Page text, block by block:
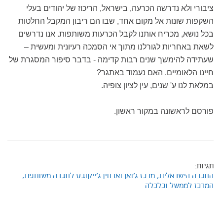
ציבורי ולא נדרשה הכרעה, בישראל, הריכוז של יהודים בעלי
השקפות שונות אל מקום אחד, שבו הם ריבון המקבל החלטות
בכל נושא, מכריח אותנו לקבל הכרעות משותפות. אנו נדרשים
לשאת באחריות לגורלנו מתוך אי הסמכה רעיונית ומעשית –
שעתידה להימשך שנים רבות קדימה - בדבר סיפור המסגרת של
חיינו הלאומיים. האם נעמוד באתגר?
במלאת לנו ע' שנים, עין לציון צופיה.
פורסם לראשונה במקור ראשון.
תגיות:
החברה הישראלית, מרכז ג'ואן וארווין ג'ייקובס לחברה משותפת,
המרכז לממשל וכלכלה